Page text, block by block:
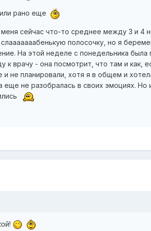
рано еще
сейчас что-то среднее между 3 и 4
полосочку, но я
На этой неделе с понедельника
к врачу - она посмотрит, что там и как,
не планировали, хотя я в общем и
не разобралась в своих эмоциях. Но